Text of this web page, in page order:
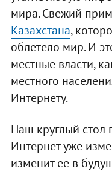
мира. Свежий
Казахстана,
облетело мир. И
местные власти,
местного
Интернету.
Наш круглый стол
Интернет уже
изменит ее в